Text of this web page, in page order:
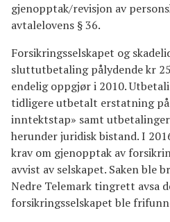
gjenopptak/revisjon av
avtalelovens § 36.
Forsikringsselskapet og
sluttutbetaling pålydende kr
endelig oppgjør i 2010.
tidligere utbetalt erstatning
inntektstap» samt
herunder juridisk bistand. I
krav om gjenopptak av
avvist av selskapet. Saken ble
Nedre Telemark tingrett avsa
forsikringsselskapet ble